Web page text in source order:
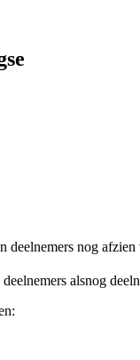
deelnemers nog afzien
alsnog